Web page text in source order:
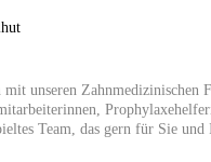
mit unseren Zahnmedizinischen
Team, das gern für Sie